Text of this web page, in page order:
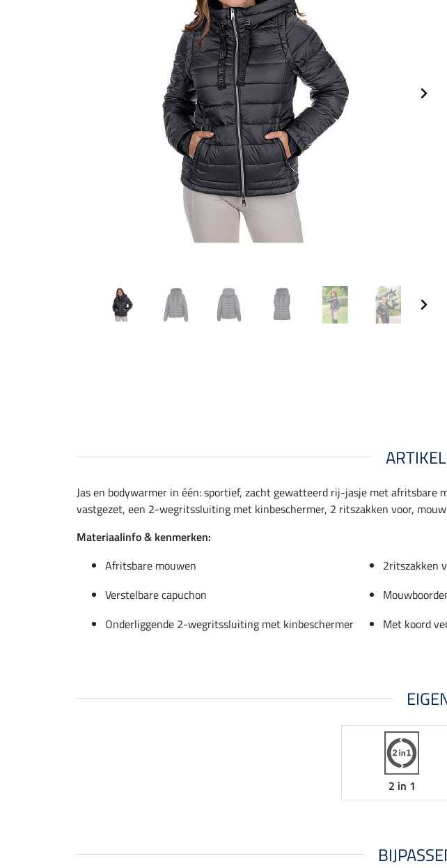
Jas en bodywarmer in één: sportief, zacht gewatteerd rij-jasje met
vastgezet, een 2-wegritssluiting met kinbeschermer, 2 ritszakken voor,
Materiaalinfo & kenmerken:
Afritsbare mouwen
2ritszakken
Verstelbare capuchon
Onderliggende 2-wegritssluiting met kinbeschermer
Met koord
2 in 1